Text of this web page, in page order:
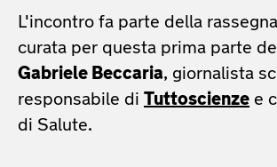
L'incontro fa parte della rassegna
curata per questa prima parte
Gabriele Beccaria, giornalista
responsabile di Tuttoscienze e
di Salute.